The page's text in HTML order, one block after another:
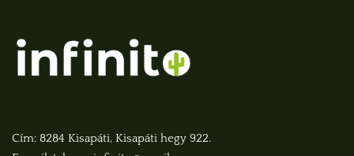
Cím: 8284 Kisapáti, Kisapáti hegy 922.